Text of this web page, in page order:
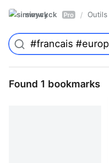
simwyck Pro /
Found 1 bookmarks